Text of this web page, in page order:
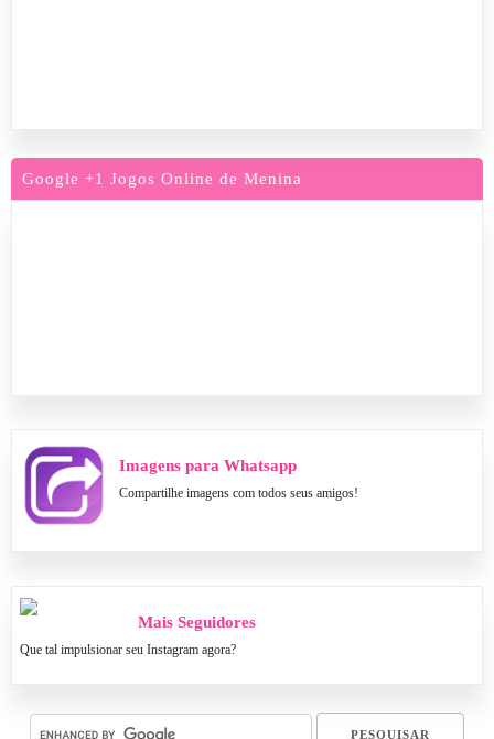
Google +1 Jogos Online de Menina
Imagens para Whatsapp
Compartilhe imagens com todos seus amigos!
Mais Seguidores
Que tal impulsionar seu Instagram agora?